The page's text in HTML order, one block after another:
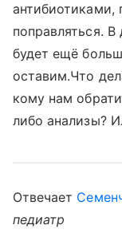
антибиотиками,
поправляться.
будет ещё
оставим.Что
кому нам
либо анализы?
Отвечает
педиатр